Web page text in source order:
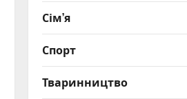
Сім’я
Спорт
Тваринництво